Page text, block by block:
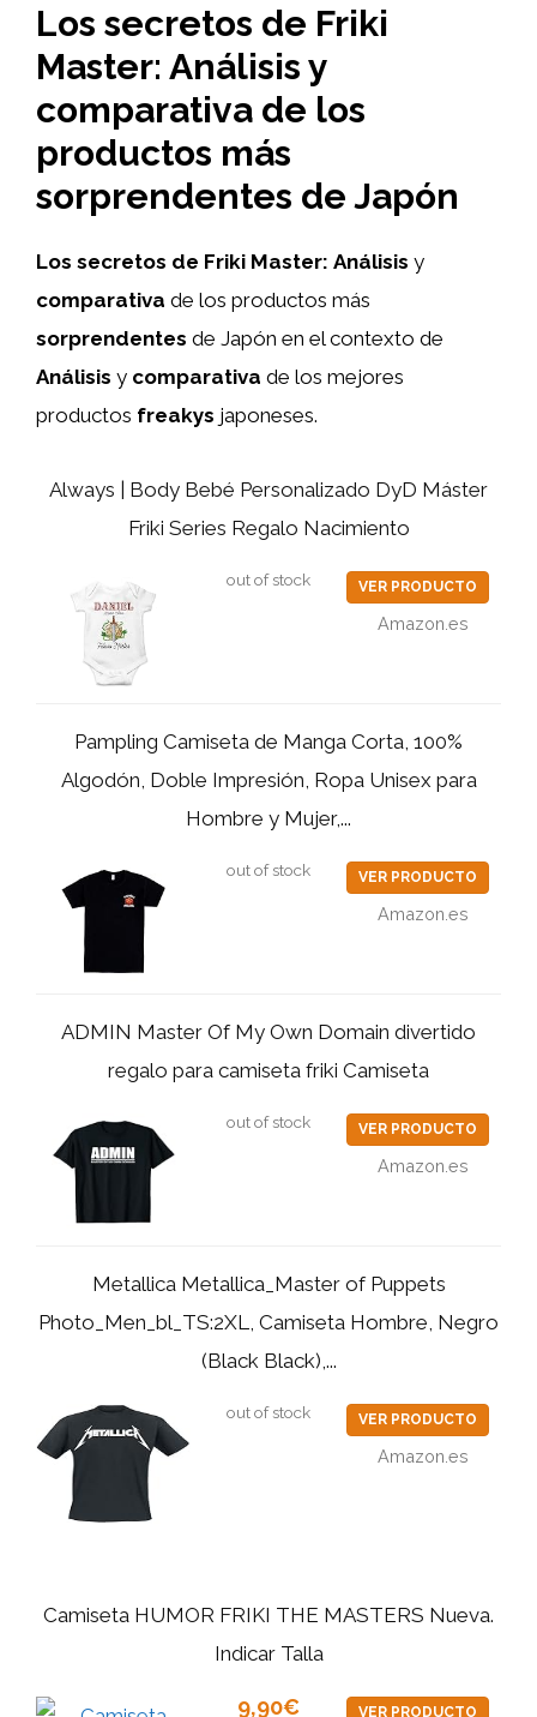
Los secretos de Friki
Master: Análisis y
comparativa de los
productos más
sorprendentes de Japón
Los secretos de Friki Master: Análisis y
comparativa de los productos más
sorprendentes de Japón en el contexto de
Análisis y comparativa de los mejores
productos freakys japoneses.
Always | Body Bebé Personalizado DyD Máster
Friki Series Regalo Nacimiento
out of stock VER PRODUCTO
Amazon.es
Pampling Camiseta de Manga Corta, 100%
Algodón, Doble Impresión, Ropa Unisex para
Hombre y Mujer,...
out of stock VER PRODUCTO
Amazon.es
ADMIN Master Of My Own Domain divertido
regalo para camiseta friki Camiseta
out of stock VER PRODUCTO
Amazon.es
Metallica Metallica_Master of Puppets
Photo_Men_bl_TS:2XL, Camiseta Hombre, Negro
(Black Black),...
out of stock VER PRODUCTO
Amazon.es
Camiseta HUMOR FRIKI THE MASTERS Nueva.
Indicar Talla
9,90€ VER PRODUCTO